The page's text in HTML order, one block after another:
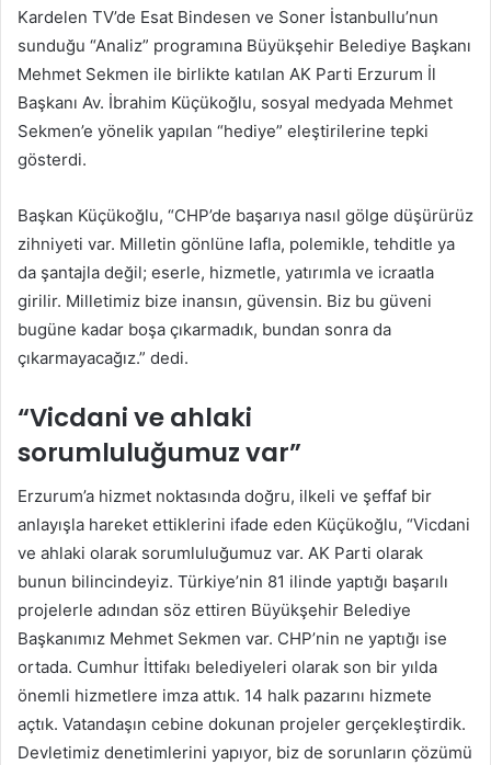
Kardelen TV’de Esat Bindesen ve Soner İstanbullu’nun
sunduğu “Analiz” programına Büyükşehir Belediye Başkanı
Mehmet Sekmen ile birlikte katılan AK Parti Erzurum İl
Başkanı Av. İbrahim Küçükoğlu, sosyal medyada Mehmet
Sekmen’e yönelik yapılan “hediye” eleştirilerine tepki
gösterdi.
Başkan Küçükoğlu, “CHP’de başarıya nasıl gölge düşürürüz
zihniyeti var. Milletin gönlüne lafla, polemikle, tehditle ya
da şantajla değil; eserle, hizmetle, yatırımla ve icraatla
girilir. Milletimiz bize inansın, güvensin. Biz bu güveni
bugüne kadar boşa çıkarmadık, bundan sonra da
çıkarmayacağız.” dedi.
“Vicdani ve ahlaki
sorumluluğumuz var”
Erzurum’a hizmet noktasında doğru, ilkeli ve şeffaf bir
anlayışla hareket ettiklerini ifade eden Küçükoğlu, “Vicdani
ve ahlaki olarak sorumluluğumuz var. AK Parti olarak
bunun bilincindeyiz. Türkiye’nin 81 ilinde yaptığı başarılı
projelerle adından söz ettiren Büyükşehir Belediye
Başkanımız Mehmet Sekmen var. CHP’nin ne yaptığı ise
ortada. Cumhur İttifakı belediyeleri olarak son bir yılda
önemli hizmetlere imza attık. 14 halk pazarını hizmete
açtık. Vatandaşın cebine dokunan projeler gerçekleştirdik.
Devletimiz denetimlerini yapıyor, biz de sorunların çözümü